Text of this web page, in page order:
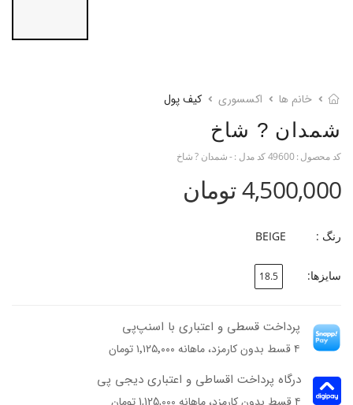
خانم ها اکسسوری کیف پول
شمدان ? شاخ
کد محصول :49600کد مدل :- شمدان ? شاخ
4,500,000 تومان
رنگ : BEIGE
سایزها: 18.5
پرداخت قسطی و اعتباری با اسنپ‌پی
۴ قسط بدون کارمزد، ماهانه ۱٬۱۲۵٬۰۰۰ تومان
درگاه پرداخت اقساطی و اعتباری دیجی پی